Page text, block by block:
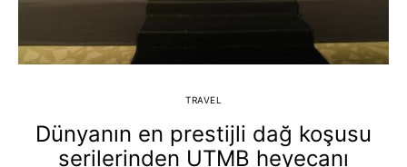
TRAVEL
Dünyanın en prestijli dağ koşusu
serilerinden UTMB heyecanı